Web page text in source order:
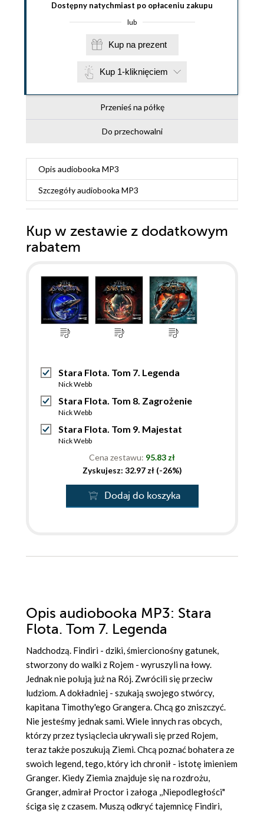
Dostępny natychmiast po opłaceniu zakupu
lub
Kup na prezent
Kup 1-kliknięciem
Przenieś na półkę
Do przechowalni
Opis audiobooka MP3
Szczegółyaudiobooka MP3
Kup w zestawie z dodatkowym
rabatem
Stara Flota. Tom 7. Legenda
Nick Webb
Stara Flota. Tom 8. Zagrożenie
Nick Webb
Stara Flota. Tom 9. Majestat
Nick Webb
Cena zestawu: 95.83 zł
Zyskujesz: 32.97 zł (-26%)
Dodaj do koszyka
Opis audiobooka MP3: Stara
Flota. Tom 7. Legenda
Nadchodzą. Findiri - dziki, śmiercionośny gatunek,
stworzony do walki z Rojem - wyruszyli na łowy.
Jednak nie polują już na Rój. Zwrócili się przeciw
ludziom. A dokładniej - szukają swojego stwórcy,
kapitana Timothy'ego Grangera. Chcą go zniszczyć.
Nie jesteśmy jednak sami. Wiele innych ras obcych,
którzy przez tysiąclecia ukrywali się przed Rojem,
teraz także poszukują Ziemi. Chcą poznać bohatera ze
swoich legend, tego, który ich chronił - istotę imieniem
Granger. Kiedy Ziemia znajduje się na rozdrożu,
Granger, admirał Proctor i załoga ,,Niepodległości"
ściga się z czasem. Muszą odkryć tajemnicę Findiri,